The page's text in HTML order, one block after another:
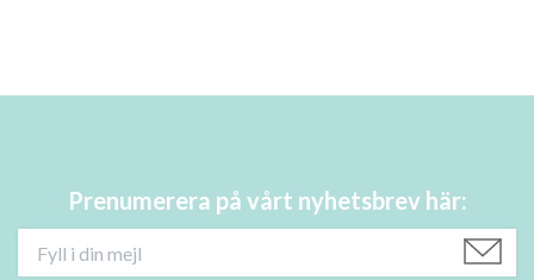
Prenumerera på vårt nyhetsbrev här: